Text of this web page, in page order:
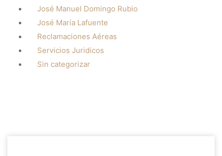
José Manuel Domingo Rubio
José María Lafuente
Reclamaciones Aéreas
Servicios Juridicos
Sin categorizar